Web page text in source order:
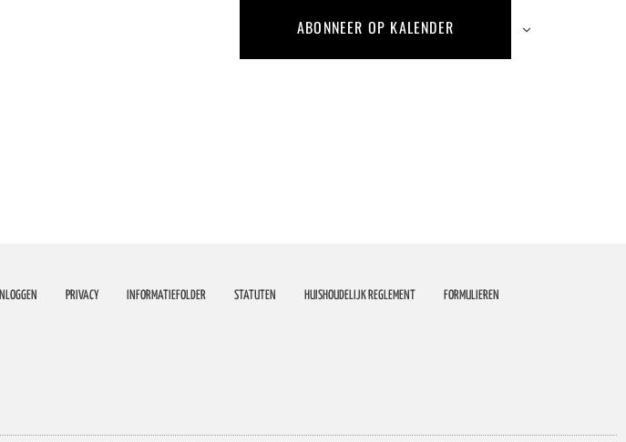
ABONNEER OP KALENDER
INLOGGEN PRIVACY INFORMATIEFOLDER STATUTEN HUISHOUDELIJK REGLEMENT FORMULIEREN